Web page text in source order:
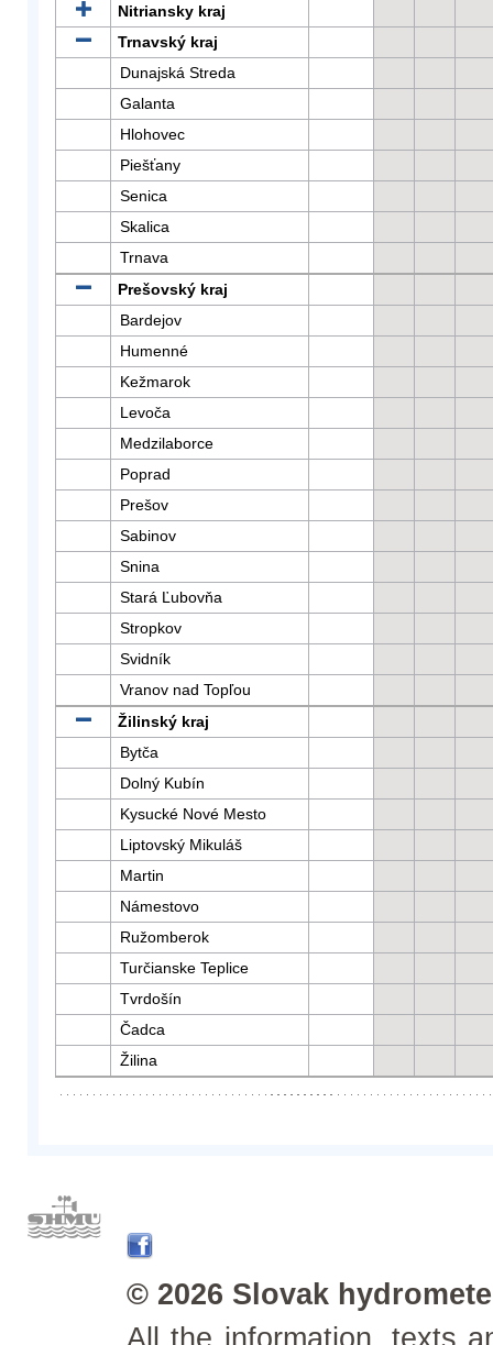
Nitriansky kraj
Trnavský kraj
Dunajská Streda
Galanta
Hlohovec
Piešťany
Senica
Skalica
Trnava
Prešovský kraj
Bardejov
Humenné
Kežmarok
Levoča
Medzilaborce
Poprad
Prešov
Sabinov
Snina
Stará Ľubovňa
Stropkov
Svidník
Vranov nad Topľou
Žilinský kraj
Bytča
Dolný Kubín
Kysucké Nové Mesto
Liptovský Mikuláš
Martin
Námestovo
Ružomberok
Turčianske Teplice
Tvrdošín
Čadca
Žilina
© 2026 Slovak
All the information, texts